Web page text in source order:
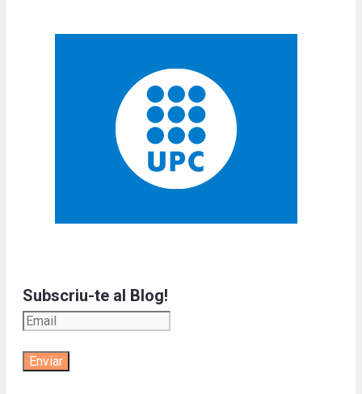
Subscriu-te al Blog!